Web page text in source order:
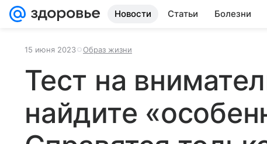
Новости Статьи Болезни
15 июня 2023 Образ жизни
Тест на
найдите